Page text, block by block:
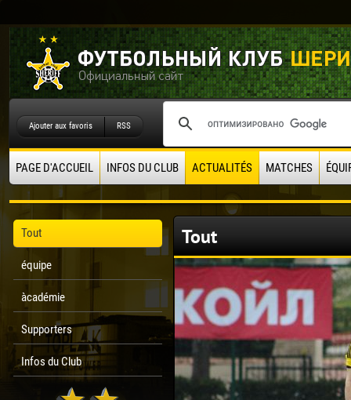
Ajouter aux favoris RSS
PAGE D'ACCUEIL INFOS DU CLUB ACTUALITÉS MATCHES
Tout
équipe
àcadémie
Supporters
Infos du Club
Tout